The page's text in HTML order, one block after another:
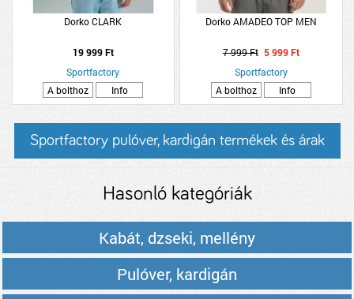
Dorko CLARK
19 999 Ft
Sportfactory
A bolthoz
Info
Dorko AMADEO TOP MEN
7 999 Ft 5 999 Ft
Sportfactory
A bolthoz
Info
Sportfactory pulóver, kardigán termékek és árak
Hasonló kategóriák
Kabát, dzseki, mellény
Pulóver, kardigán